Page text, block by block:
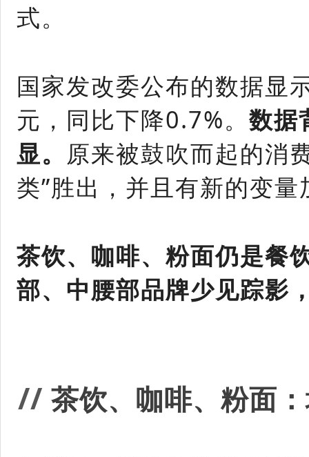
式。
国家发改委公布的数据显
元，同比下降0.7%。 数据
显。 原来被鼓吹而起的消
类”胜出，并且有新的变量
茶饮、咖啡、粉面仍是餐
部、中腰部品牌少见踪影
// 茶饮、咖啡、粉面